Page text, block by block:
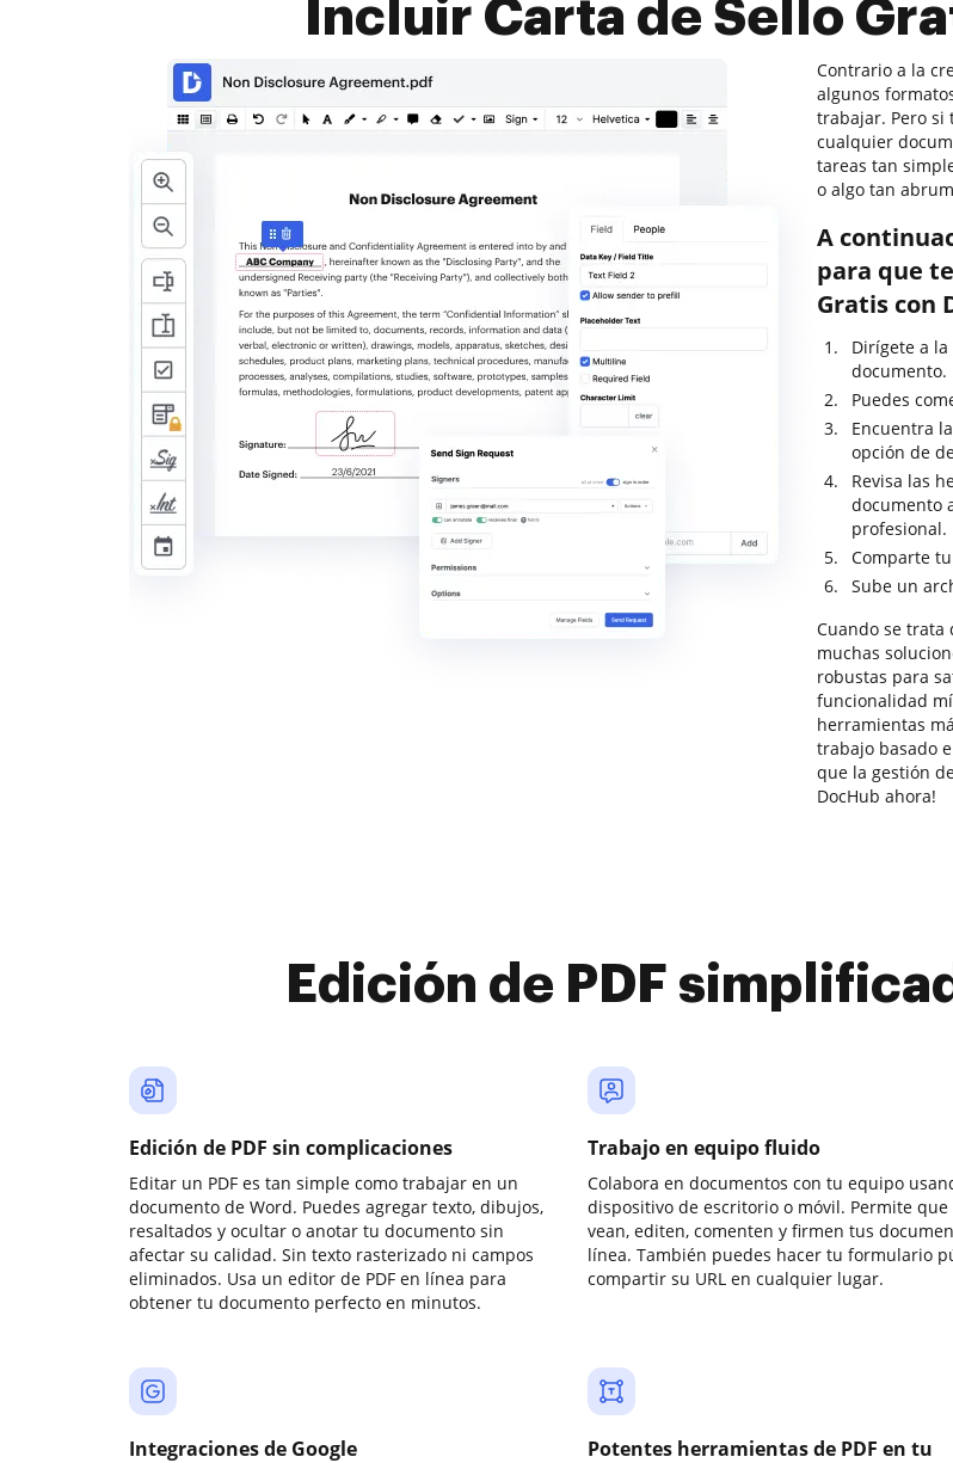
Incluir Carta de Sello
Contrario a la
algunos
trabajar. Pero si
cualquier
tareas tan
o algo tan
A
para que
Gratis con
Dirígete a la
documento.
Puedes
Encuentra
opción de
Revisa las
documento
profesional.
Comparte
Sube un
Cuando se trata
muchas
robustas para
funcionalidad
herramientas
trabajo basado
que la gestión
DocHub ahora!
Edición de PDF
Edición de PDF sin complicaciones
Editar un PDF es tan simple como trabajar en un
documento de Word. Puedes agregar texto, dibujos,
resaltados y ocultar o anotar tu documento sin
afectar su calidad. Sin texto rasterizado ni campos
eliminados. Usa un editor de PDF en línea para
obtener tu documento perfecto en minutos.
Trabajo en equipo fluido
Colabora en documentos con tu equipo
dispositivo de escritorio o móvil. Permite que
vean, editen, comenten y firmen tus
línea. También puedes hacer tu formulario
compartir su URL en cualquier lugar.
Integraciones de Google
Potentes herramientas de PDF en tu